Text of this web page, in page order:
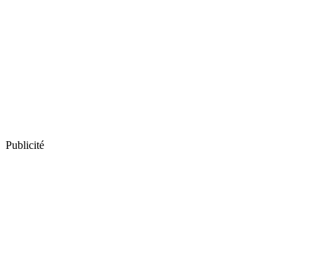
Publicité